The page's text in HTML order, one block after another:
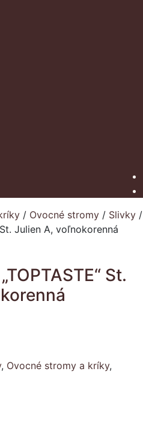
/ Ovocné stromy / Slivky /
St. Julien A, voľnokorenná
St.
, Ovocné stromy a kríky,